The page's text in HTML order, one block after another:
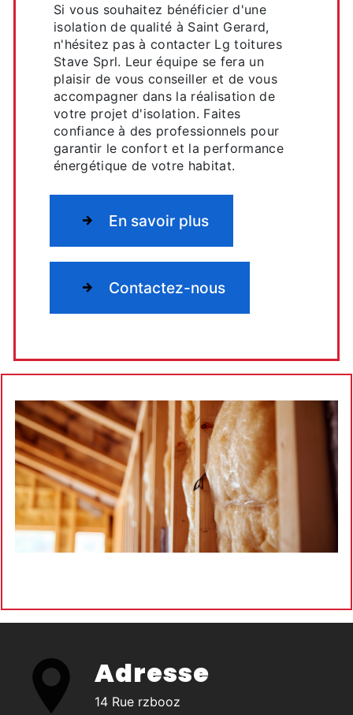
Si vous souhaitez bénéficier d'une
isolation de qualité à Saint Gerard,
n'hésitez pas à contacter Lg toitures
Stave Sprl. Leur équipe se fera un
plaisir de vous conseiller et de vous
accompagner dans la réalisation de
votre projet d'isolation. Faites
confiance à des professionnels pour
garantir le confort et la performance
énergétique de votre habitat.
En savoir plus
Contactez-nous
Adresse
14 Rue rzbooz